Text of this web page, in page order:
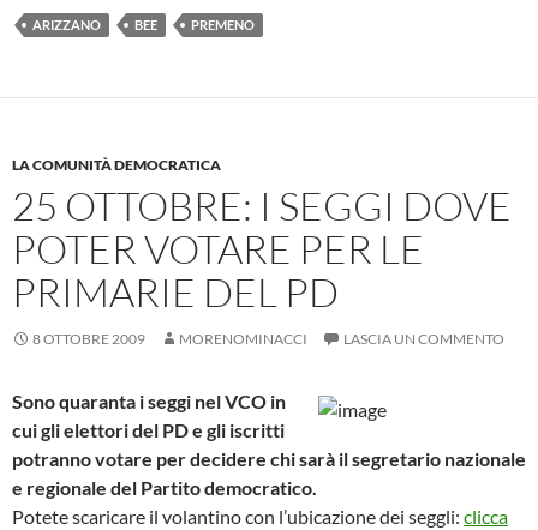
ARIZZANO BEE PREMENO
LA COMUNITÀ DEMOCRATICA
25 OTTOBRE: I SEGGI DOVE
POTER VOTARE PER LE
PRIMARIE DEL PD
8 OTTOBRE 2009 MORENOMINACCI LASCIA UN COMMENTO
Sono quaranta i seggi nel VCO in
cui gli elettori del PD e gli iscritti
potranno votare per decidere chi sarà il segretario nazionale
e regionale del Partito democratico.
Potete scaricare il volantino con l’ubicazione dei seggli: clicca